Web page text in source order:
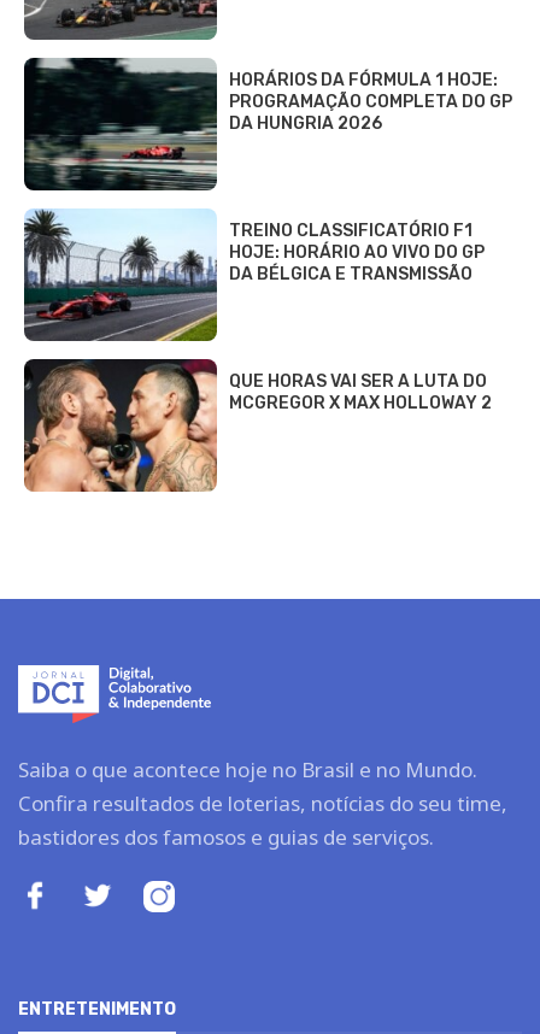
HORÁRIOS DA FÓRMULA 1 HOJE:
PROGRAMAÇÃO COMPLETA DO GP
DA HUNGRIA 2026
TREINO CLASSIFICATÓRIO F1
HOJE: HORÁRIO AO VIVO DO GP
DA BÉLGICA E TRANSMISSÃO
QUE HORAS VAI SER A LUTA DO
MCGREGOR X MAX HOLLOWAY 2
Saiba o que acontece hoje no Brasil e no Mundo.
Confira resultados de loterias, notícias do seu time,
bastidores dos famosos e guias de serviços.
ENTRETENIMENTO